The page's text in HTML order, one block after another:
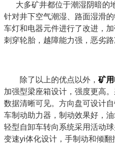
大多矿井都位于潮湿阴暗的
针对井下空气潮湿、路面湿滑
车灯和电器元件进行了改进，
刺穿轮胎，越障能力强，恶劣路
除了以上的优点以外， 矿
加强型梁座箱设计，强度更高
数据清晰可见。方向盘可设计
车制动助力器，制动效果好，
轻型自卸车转向系统采用活动
变速yi体化设计，手制动和倾翻